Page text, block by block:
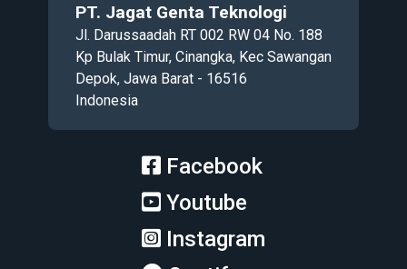
PT. Jagat Genta Teknologi
Jl. Darussaadah RT 002 RW 04 No. 188
Kp Bulak Timur, Cinangka, Kec Sawangan
Depok, Jawa Barat - 16516
Indonesia
Facebook
Youtube
Instagram